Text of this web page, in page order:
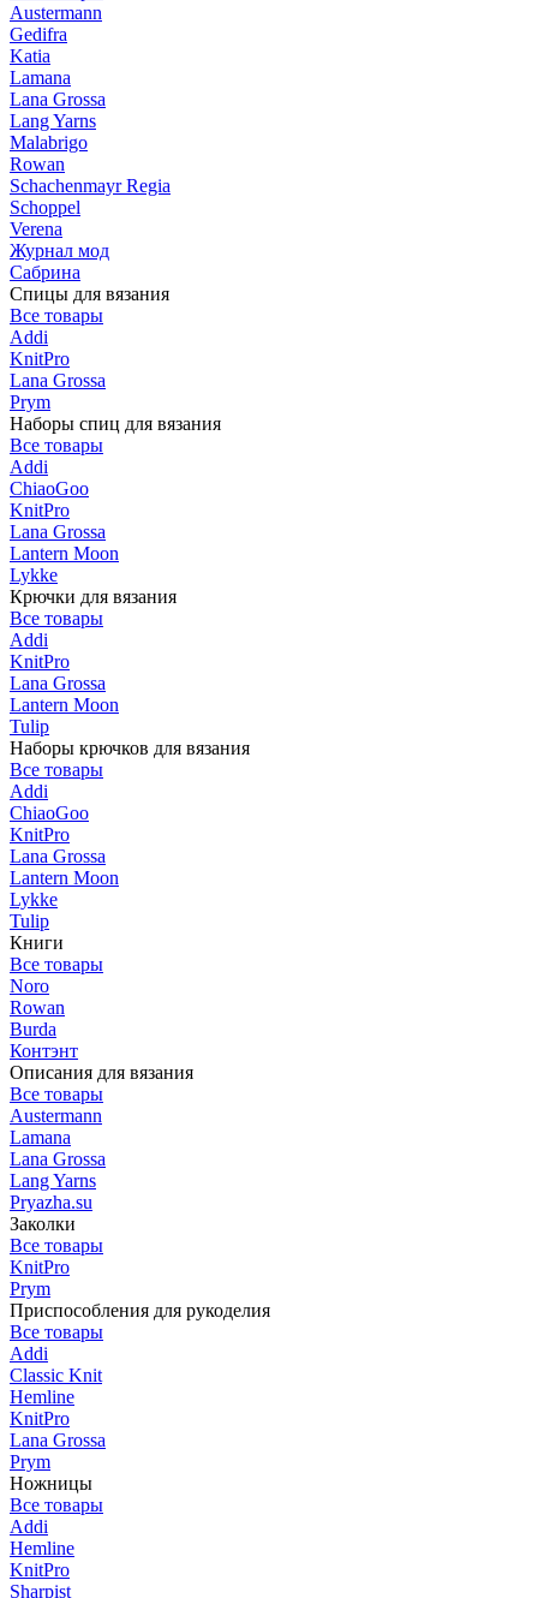
Austermann
Gedifra
Katia
Lamana
Lana Grossa
Lang Yarns
Malabrigo
Rowan
Schachenmayr Regia
Schoppel
Verena
Журнал мод
Сабрина
Спицы для вязания
Все товары
Addi
KnitPro
Lana Grossa
Prym
Наборы спиц для вязания
Все товары
Addi
ChiaoGoo
KnitPro
Lana Grossa
Lantern Moon
Lykke
Крючки для вязания
Все товары
Addi
KnitPro
Lana Grossa
Lantern Moon
Tulip
Наборы крючков для вязания
Все товары
Addi
ChiaoGoo
KnitPro
Lana Grossa
Lantern Moon
Lykke
Tulip
Книги
Все товары
Noro
Rowan
Burda
Контэнт
Описания для вязания
Все товары
Austermann
Lamana
Lana Grossa
Lang Yarns
Pryazha.su
Заколки
Все товары
KnitPro
Prym
Приспособления для рукоделия
Все товары
Addi
Classic Knit
Hemline
KnitPro
Lana Grossa
Prym
Ножницы
Все товары
Addi
Hemline
KnitPro
Sharpist